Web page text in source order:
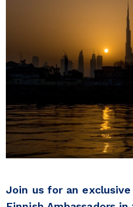
Join us for an